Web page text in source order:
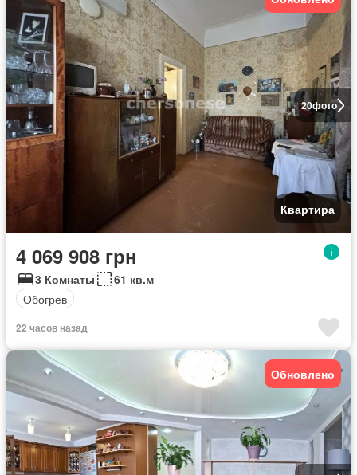
20фото
Квартира
4 069 908 грн
3 Комнаты
61 кв.м
Обогрев
22 часов назад
Обновлено